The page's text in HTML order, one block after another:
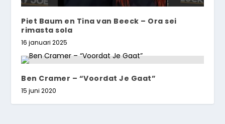
Piet Baum en Tina van Beeck – Ora sei
rimasta sola
16 januari 2025
Ben Cramer – “Voordat Je Gaat”
15 juni 2020